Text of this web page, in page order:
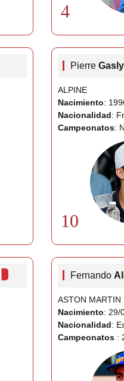
4
Pierre Gasly
ALPINE
Nacimiento:
Nacionalidad:
Campeonatos:
10
Fernando
ASTON MARTIN
Nacimiento: 29/
Nacionalidad:
Campeonatos :